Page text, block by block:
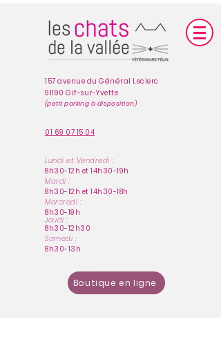
157 avenue du Général Leclerc
91190 Gif-sur-Yvette
(petit parking à disposition)
01 69 07 15 04
Lundi et Vendredi :
8h30-12h et 14h30-19h
Mardi :
8h30-12h et 14h30-18h
Mercredi :
8h30-19h
Jeudi :
8h30-12h30
Samedi :
8h30-13h
Boutique en ligne